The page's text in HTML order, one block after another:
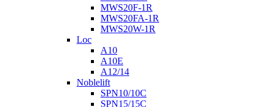
MWS20F-1R
MWS20FA-1R
MWS20W-1R
Loc
A10
A10E
A12/14
Noblelift
SPN10/10C
SPN15/15C